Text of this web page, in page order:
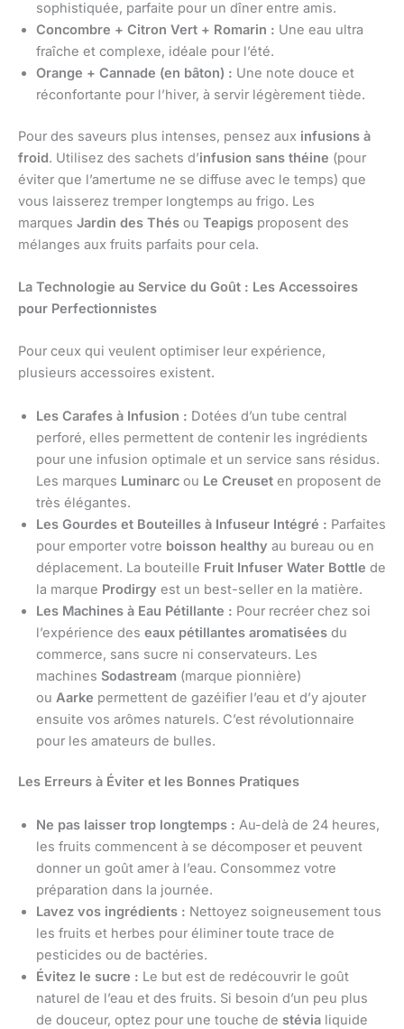
sophistiquée, parfaite pour un dîner entre amis.
Concombre + Citron Vert + Romarin : Une eau ultra
fraîche et complexe, idéale pour l’été.
Orange + Cannade (en bâton) : Une note douce et
réconfortante pour l’hiver, à servir légèrement tiède.
Pour des saveurs plus intenses, pensez aux infusions à
froid. Utilisez des sachets d’infusion sans théine (pour
éviter que l’amertume ne se diffuse avec le temps) que
vous laisserez tremper longtemps au frigo. Les
marques Jardin des Thés ou Teapigs proposent des
mélanges aux fruits parfaits pour cela.
La Technologie au Service du Goût : Les Accessoires
pour Perfectionnistes
Pour ceux qui veulent optimiser leur expérience,
plusieurs accessoires existent.
Les Carafes à Infusion : Dotées d’un tube central
perforé, elles permettent de contenir les ingrédients
pour une infusion optimale et un service sans résidus.
Les marques Luminarc ou Le Creuset en proposent de
très élégantes.
Les Gourdes et Bouteilles à Infuseur Intégré : Parfaites
pour emporter votre boisson healthy au bureau ou en
déplacement. La bouteille Fruit Infuser Water Bottle de
la marque Prodirgy est un best-seller en la matière.
Les Machines à Eau Pétillante : Pour recréer chez soi
l’expérience des eaux pétillantes aromatisées du
commerce, sans sucre ni conservateurs. Les
machines Sodastream (marque pionnière)
ou Aarke permettent de gazéifier l’eau et d’y ajouter
ensuite vos arômes naturels. C’est révolutionnaire
pour les amateurs de bulles.
Les Erreurs à Éviter et les Bonnes Pratiques
Ne pas laisser trop longtemps : Au-delà de 24 heures,
les fruits commencent à se décomposer et peuvent
donner un goût amer à l’eau. Consommez votre
préparation dans la journée.
Lavez vos ingrédients : Nettoyez soigneusement tous
les fruits et herbes pour éliminer toute trace de
pesticides ou de bactéries.
Évitez le sucre : Le but est de redécouvrir le goût
naturel de l’eau et des fruits. Si besoin d’un peu plus
de douceur, optez pour une touche de stévia liquide